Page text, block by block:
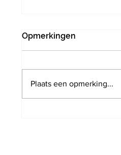
Opmerkingen
Plaats een opmerking...